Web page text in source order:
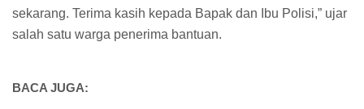
sekarang. Terima kasih kepada Bapak dan Ibu Polisi,” ujar
salah satu warga penerima bantuan.
BACA JUGA: